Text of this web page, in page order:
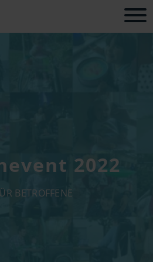
2022
BETROFFENE